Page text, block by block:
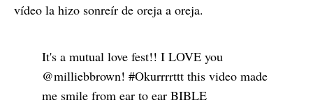
vídeo la hizo sonreír de oreja a oreja.
It's a mutual love fest!! I LOVE you
@milliebbrown! #Okurrrrttt this video made
me smile from ear to ear BIBLE